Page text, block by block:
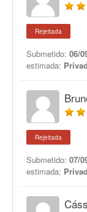
Rejeitada
Submetido: 06/
estimada:
Rejeitada
Submetido: 07/
estimada: